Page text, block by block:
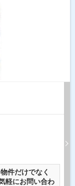
件だけでなく
軽にお問い合わ